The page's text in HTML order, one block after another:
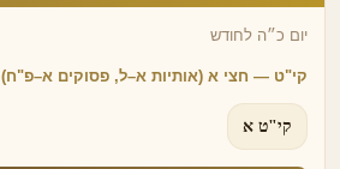
יום כ״ה לחודש
קי"ט — חצי א (אותיות א–ל, פסוקים א–פ"ח)
קי"ט א